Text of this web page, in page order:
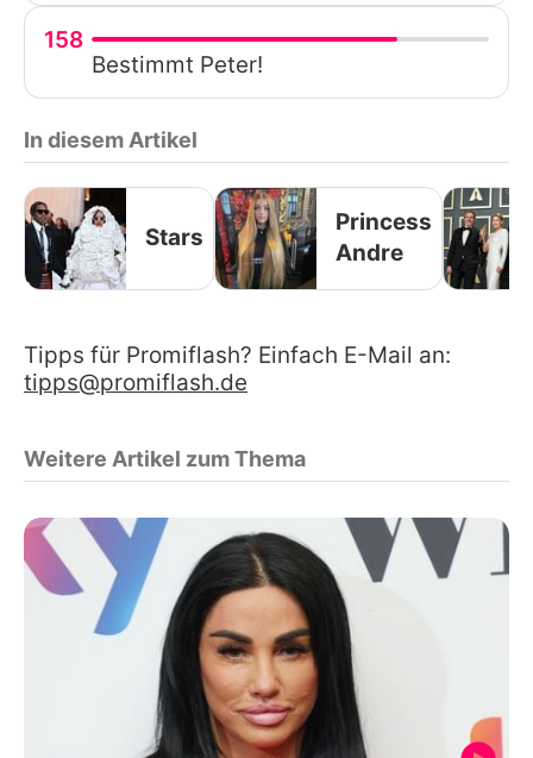
158
Bestimmt Peter!
In diesem Artikel
Stars
Princess
Andre
Tipps für Promiflash? Einfach E-Mail an:
tipps@promiflash.de
Weitere Artikel zum Thema